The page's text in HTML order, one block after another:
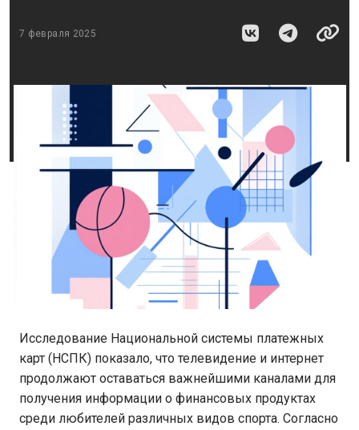
7 февраля 2025
Исследование Национальной системы платежных
карт (НСПК) показало, что телевидение и интернет
продолжают оставаться важнейшими каналами для
получения информации о финансовых продуктах
среди любителей различных видов спорта. Согласно